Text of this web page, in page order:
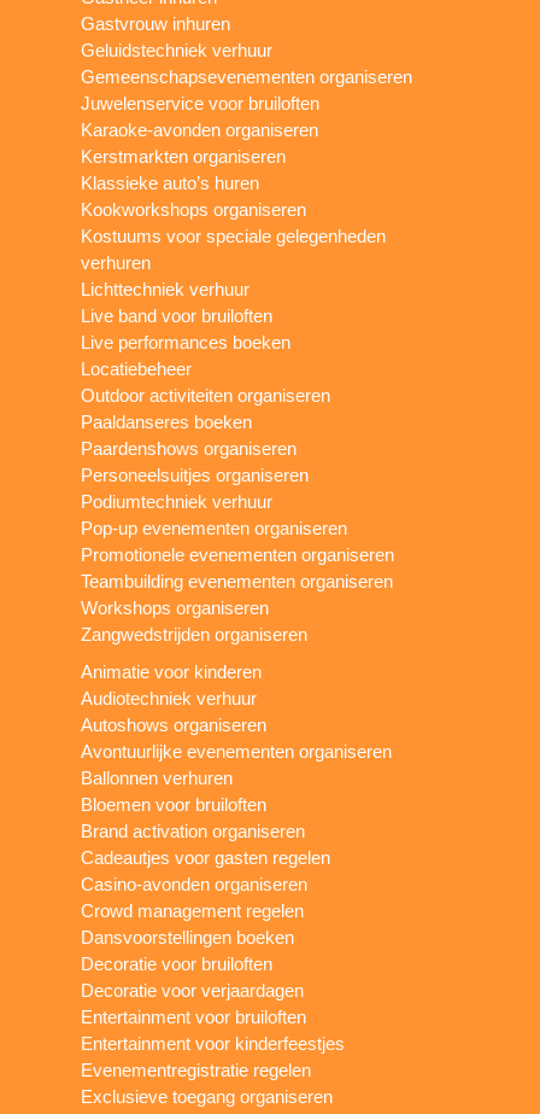
Gastvrouw inhuren
Geluidstechniek verhuur
Gemeenschapsevenementen organiseren
Juwelenservice voor bruiloften
Karaoke-avonden organiseren
Kerstmarkten organiseren
Klassieke auto’s huren
Kookworkshops organiseren
Kostuums voor speciale gelegenheden
verhuren
Lichttechniek verhuur
Live band voor bruiloften
Live performances boeken
Locatiebeheer
Outdoor activiteiten organiseren
Paaldanseres boeken
Paardenshows organiseren
Personeelsuitjes organiseren
Podiumtechniek verhuur
Pop-up evenementen organiseren
Promotionele evenementen organiseren
Teambuilding evenementen organiseren
Workshops organiseren
Zangwedstrijden organiseren
Animatie voor kinderen
Audiotechniek verhuur
Autoshows organiseren
Avontuurlijke evenementen organiseren
Ballonnen verhuren
Bloemen voor bruiloften
Brand activation organiseren
Cadeautjes voor gasten regelen
Casino-avonden organiseren
Crowd management regelen
Dansvoorstellingen boeken
Decoratie voor bruiloften
Decoratie voor verjaardagen
Entertainment voor bruiloften
Entertainment voor kinderfeestjes
Evenementregistratie regelen
Exclusieve toegang organiseren